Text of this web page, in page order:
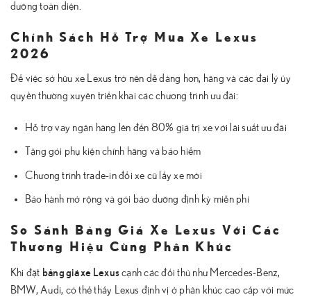
dưỡng toàn diện.
Chính Sách Hỗ Trợ Mua Xe Lexus
2026
Để việc sở hữu xe Lexus trở nên dễ dàng hơn, hãng và các đại lý ủy
quyền thường xuyên triển khai các chương trình ưu đãi:
Hỗ trợ vay ngân hàng lên đến 80% giá trị xe với lãi suất ưu đãi
Tặng gói phụ kiện chính hãng và bảo hiểm
Chương trình trade-in đổi xe cũ lấy xe mới
Bảo hành mở rộng và gói bảo dưỡng định kỳ miễn phí
So Sánh Bảng Giá Xe Lexus Với Các
Thương Hiệu Cùng Phân Khúc
Khi đặt bảng giá xe Lexuscạnh các đối thủ như Mercedes-Benz,
BMW, Audi, có thể thấy Lexus định vị ở phân khúc cao cấp với mức